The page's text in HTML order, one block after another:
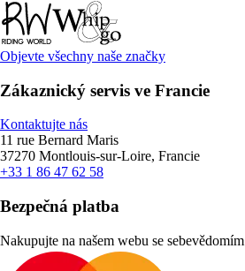
Objevte všechny naše značky
Zákaznický servis ve Francie
Kontaktujte nás
11 rue Bernard Maris
37270 Montlouis-sur-Loire, Francie
+33 1 86 47 62 58
Bezpečná platba
Nakupujte na našem webu se sebevědomím